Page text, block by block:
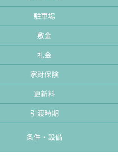
駐車場
敷金
礼金
家財保険
更新料
引渡時期
条件・設備